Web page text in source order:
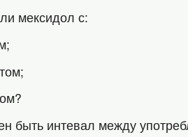
мексидол с:
быть интевал между